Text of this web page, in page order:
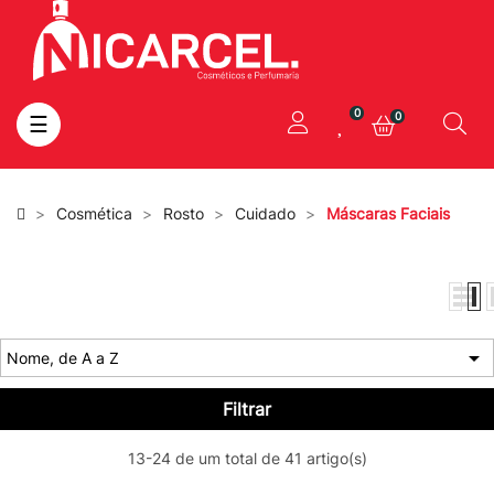
Toggle
navigation
☰ 0 0
Cosmética Rosto Cuidado Máscaras Faciais
Nome, de A a Z 
Filtrar
13-24 de um total de 41 artigo(s)